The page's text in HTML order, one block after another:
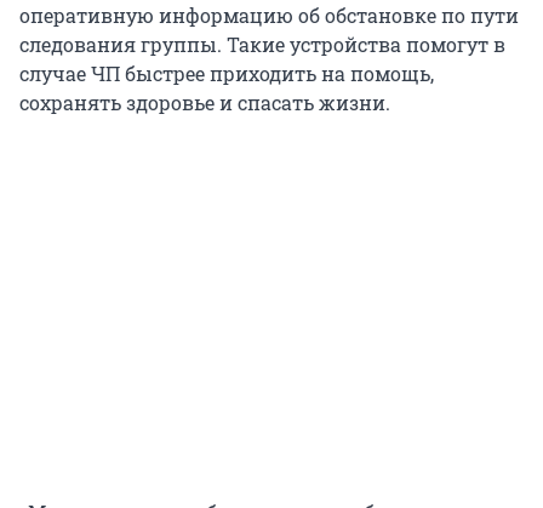
оперативную информацию об обстановке по пути
следования группы. Такие устройства помогут в
случае ЧП быстрее приходить на помощь,
сохранять здоровье и спасать жизни.